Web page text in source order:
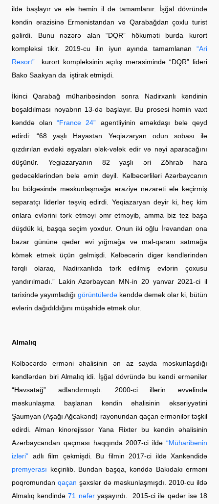
ildə başlayır və elə həmin il də tamamlanır. İşğal dövründə
kəndin ərazisinə Ermənistandan və Qarabağdan çoxlu turist
gəlirdi. Bunu nəzərə alan “DQR” hökuməti burda kurort
kompleksi tikir. 2019-cu ilin iyun ayında tamamlanan “Ari
Resort” kurort kompleksinin açılış mərasimində “DQR” lideri
Bako Saakyan da iştirak etmişdi.
İkinci Qarabağ müharibəsindən sonra Nadirxanlı kəndinin
boşaldılması noyabrın 13-də başlayır. Bu prosesi həmin vaxt
kənddə olan“France 24” agentliyinin əməkdaşı belə qeyd
edirdi: “68 yaşlı Hayastan Yeqiazaryan odun sobası ilə
qızdırılan evdəki əşyaları ələk-vələk edir və nəyi aparacağını
düşünür. Yegiazaryanın 82 yaşlı əri Zöhrab hara
gedəcəklərindən belə əmin deyil. Kəlbəcərliləri Azərbaycanın
bu bölgəsində məskunlaşmağa əraziyə nəzarəti ələ keçirmiş
separatçı liderlər təşviq edirdi. Yeqiazaryan deyir ki, heç kim
onlara evlərini tərk etməyi əmr etməyib, amma biz tez başa
düşdük ki, başqa seçim yoxdur. Onun iki oğlu İrəvandan ona
bazar gününə qədər evi yığmağa və mal-qaranı satmağa
kömək etmək üçün gəlmişdi. Kəlbəcərin digər kəndlərindən
fərqli olaraq, Nadirxanlıda tərk edilmiş evlərin çoxusu
yandırılmadı.” Lakin Azərbaycan MN-in 20 yanvar 2021-ci il
tarixində yayımladığı görüntülərdə kənddə demək olar ki, bütün
evlərin dağıdıldığını müşahidə etmək olur.
Almalıq
Kəlbəcərdə erməni əhalisinin ən az sayda məskunlaşdığı
kəndlərdən biri Almalıq idi. İşğal dövründə bu kəndi ermənilər
“Havsatağ” adlandırmışdı. 2000-ci illərin əvvəlində
məskunlaşma başlanan kəndin əhalisinin əksəriyyətini
Şaumyan (Aşağı Ağcakənd) rayonundan qaçan ermənilər təşkil
edirdi. Alman kinorejissor Yana Rixter bu kəndin əhalisinin
Azərbaycandan qaçması haqqında 2007-ci ildə “Müharibənin
izləri” adlı film çəkmişdi. Bu filmin 2017-ci ildə Xankəndidə
premyerası keçirilib. Bundan başqa, kənddə Bakıdakı erməni
poqromundan qaçan şəxslər də məskunlaşmışdı. 2010-cu ildə
Almalıq kəndində71 nəfəryaşayırdı. 2015-ci ilə qədər isə 18